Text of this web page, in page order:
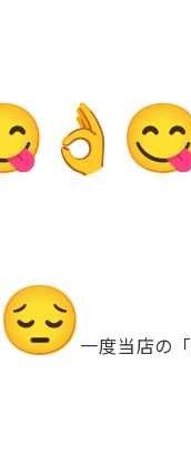
一度当店の「